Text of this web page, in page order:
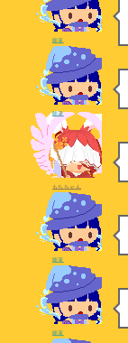
睡蓮
睡蓮
もちちゃん
睡蓮
睡蓮